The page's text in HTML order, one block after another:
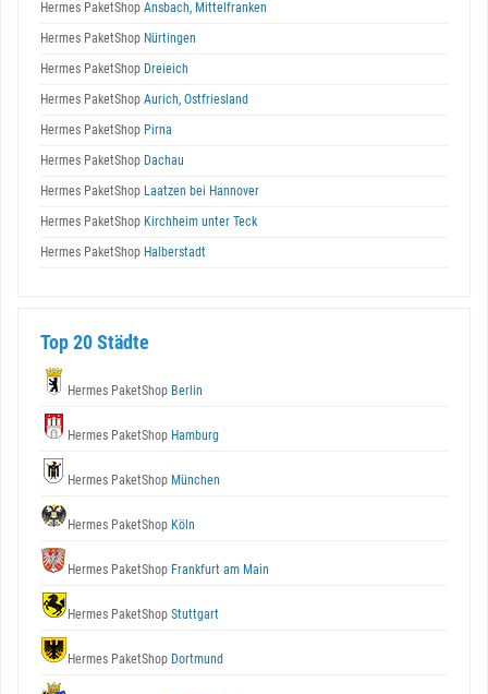
Hermes PaketShop Ansbach, Mittelfranken
Hermes PaketShop Nürtingen
Hermes PaketShop Dreieich
Hermes PaketShop Aurich, Ostfriesland
Hermes PaketShop Pirna
Hermes PaketShop Dachau
Hermes PaketShop Laatzen bei Hannover
Hermes PaketShop Kirchheim unter Teck
Hermes PaketShop Halberstadt
Top 20 Städte
Hermes PaketShop Berlin
Hermes PaketShop Hamburg
Hermes PaketShop München
Hermes PaketShop Köln
Hermes PaketShop Frankfurt am Main
Hermes PaketShop Stuttgart
Hermes PaketShop Dortmund